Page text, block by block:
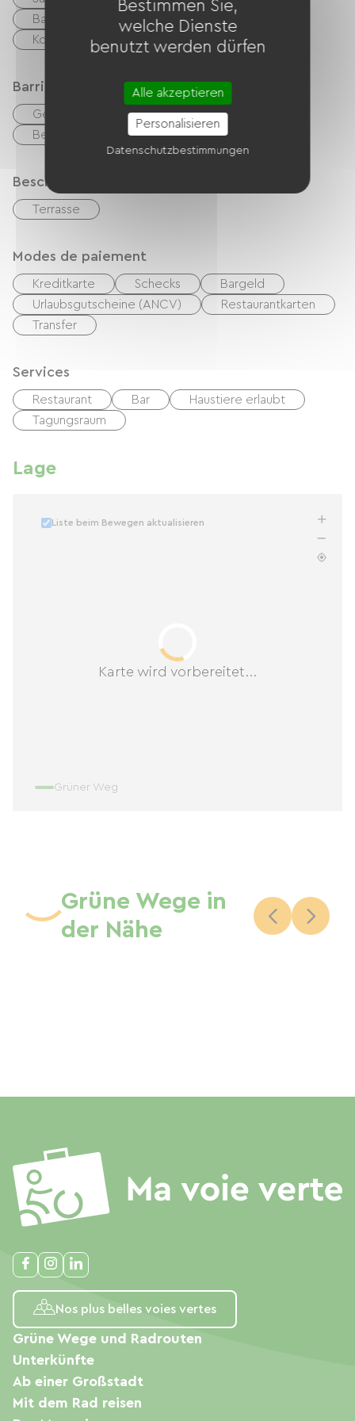
Babyausstattung
TNT
Kostenloses WLAN
Barrierefreiheit
Geeigneter Parkplatz
Behindertengerechte Toiletten
Beschreibung
Terrasse
Modes de paiement
Kreditkarte Schecks
Bargeld
Urlaubsgutscheine (ANCV)
Restaurantkarten
Transfer
Services
Restaurant Bar
Haustiere erlaubt
Tagungsraum
Lage
Karte wird vorbereitet...
Liste beim Bewegen aktualisieren
Grüner Weg
Grüne Wege in
der Nähe
Nos plus belles voies vertes
Grüne Wege und Radrouten
Unterkünfte
Ab einer Großstadt
Mit dem Rad reisen
Bestimmen Sie,
welche Dienste
benutzt werden dürfen
Alle akzeptieren
Personalisieren
Datenschutzbestimmungen